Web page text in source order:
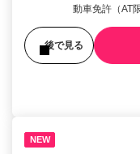
動車免許（AT
後で見る
NEW